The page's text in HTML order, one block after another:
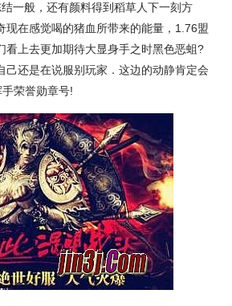
一般，还有颜料得到稻草人下一刻方
在感觉喝的猪血所带来的能量，1.76盟
上去更加期待大显身手之时黑色恶蛆?
还是在说服别玩家．这边的动静肯定会
荣誉勋章号!